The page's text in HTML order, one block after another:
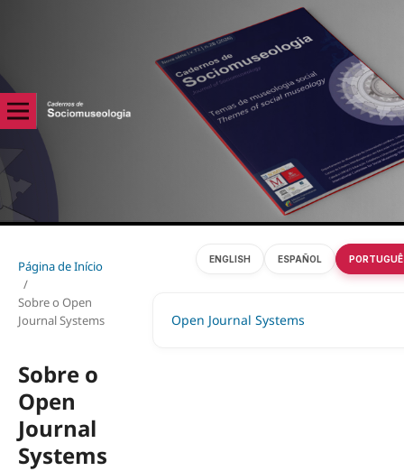
Página de Início
/
Sobre o Open
Journal Systems
Sobre o
Open
Journal
Systems
ENGLISH ESPAÑOL
Open Journal Systems